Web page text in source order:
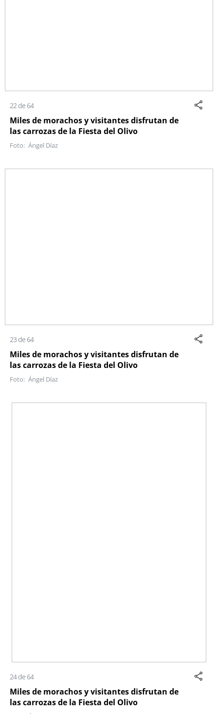
22 de 64
Miles de morachos y visitantes disfrutan de
las carrozas de la Fiesta del Olivo
Ángel Díaz
23 de 64
Miles de morachos y visitantes disfrutan de
las carrozas de la Fiesta del Olivo
Ángel Díaz
24 de 64
Miles de morachos y visitantes disfrutan de
las carrozas de la Fiesta del Olivo